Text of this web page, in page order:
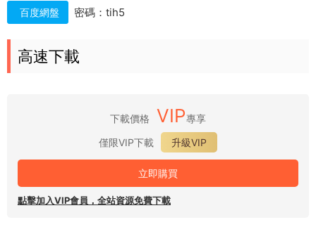
百度網盤 密碼：tih5
高速下載
下載價格 VIP專享
僅限VIP下載
升級VIP
立即購買
點擊加入VIP會員，全站資源免費下載